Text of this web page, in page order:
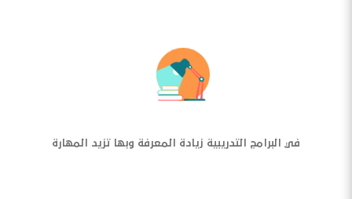
في البرامج التدريبية زيادة المعرفة وبها تزيد المهارة